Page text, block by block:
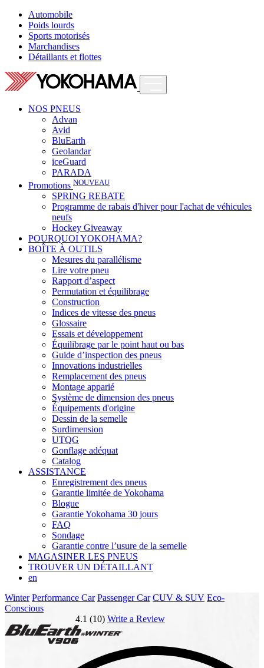
Automobile
Poids lourds
Sports motorisés
Marchandises
Détaillants et flottes
NOS PNEUS
Advan
Avid
BluEarth
Geolandar
iceGuard
PARADA
Promotions NOUVEAU
SPRING REBATE
Programme de rabais d'hiver pour l'achat de véhicules
neufs
Hockey Giveaway
POURQUOI YOKOHAMA?
BOÎTE À OUTILS
Mesures du parallélisme
Lire votre pneu
Rapport d’aspect
Permutation et équilibrage
Construction
Indices de vitesse des pneus
Glossaire
Essais et développement
Équilibrage par le point haut ou bas
Guide d’inspection des pneus
Innovations industrielles
Remplacement des pneus
Montage apparié
Système de dimension des pneus
Équipements d'origine
Dessin de la semelle
Surdimension
UTQG
Gonflage adéquat
Catalog
ASSISTANCE
Enregistrement des pneus
Garantie limitée de Yokohama
Blogue
Garantie Yokohama 30 jours
FAQ
Sondage
Garantie contre l’usure de la semelle
MAGASINER LES PNEUS
TROUVER UN DÉTAILLANT
en
Winter Performance Car Passenger Car CUV & SUV Eco-
Conscious
4.1 (10) Write a Review